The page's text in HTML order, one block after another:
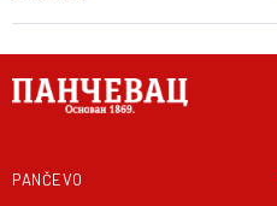
PANČEVO